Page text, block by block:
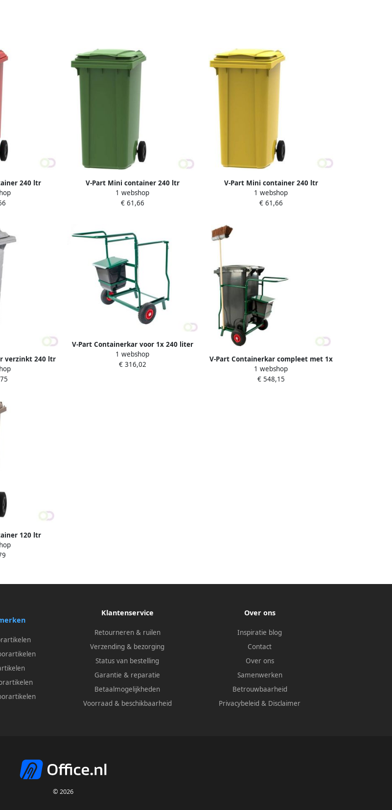
240 ltr
V-Part Mini container 240 ltr
1 webshop
€ 61,66
V-Part Mini container 240 ltr
1 webshop
€ 61,66
verzinkt 240 ltr
V-Part Containerkar voor 1x 240 liter
container (zonder accessoires)
1 webshop
€ 316,02
V-Part Containerkar compleet met 1x
240 liter container en accessoires
1 webshop
€ 548,15
120 ltr
Klantenservice
Retourneren & ruilen
Verzending & bezorging
Status van bestelling
Garantie & reparatie
Betaalmogelijkheden
Voorraad & beschikbaarheid
Over ons
Inspiratie blog
Contact
Over ons
Samenwerken
Betrouwbaarheid
Privacybeleid & Disclaimer
© 2026